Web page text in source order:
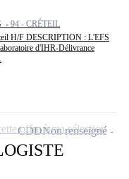
- 94 - CRÉTEIL
H/F DESCRIPTION : L'EFS
d'IHR-Délivrance
CDDNon renseigné
offre à ma sélection